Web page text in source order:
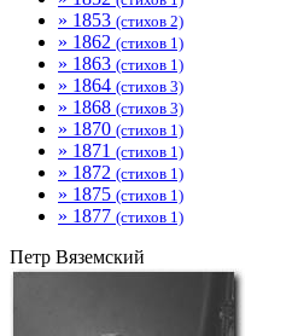
» 1853 (стихов 2)
» 1862 (стихов 1)
» 1863 (стихов 1)
» 1864 (стихов 3)
» 1868 (стихов 3)
» 1870 (стихов 1)
» 1871 (стихов 1)
» 1872 (стихов 1)
» 1875 (стихов 1)
» 1877 (стихов 1)
Петр Вяземский